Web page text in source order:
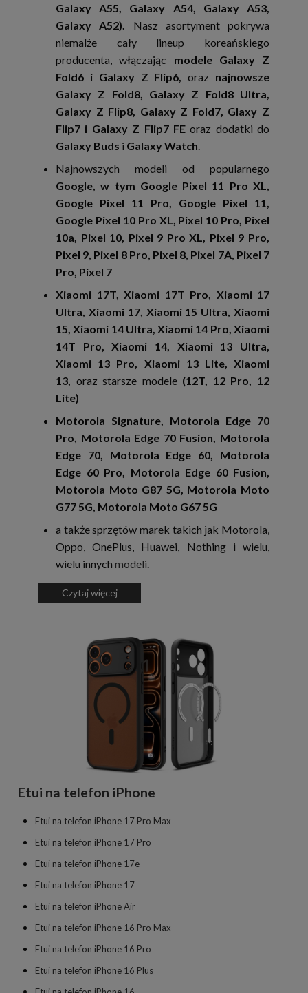
Galaxy A55, Galaxy A54, Galaxy A53,
Galaxy A52). Nasz asortyment pokrywa
niemalże cały lineup koreańskiego
producenta, włączając modele Galaxy Z
Fold6 i Galaxy Z Flip6,oraz najnowsze
Galaxy Z Fold8, Galaxy Z Fold8 Ultra,
Galaxy Z Flip8, Galaxy Z Fold7, Glaxy Z
Flip7 i Galaxy Z Flip7 FEoraz dodatki do
Galaxy Buds i Galaxy Watch
Najnowszych modeli od popularnego
Google, w tym Google Pixel 11 Pro XL,
Google Pixel 11 Pro, Google Pixel 11,
Google Pixel 10 Pro XL, Pixel 10 Pro, Pixel
10a, Pixel 10, Pixel 9 Pro XL, Pixel 9 Pro,
Pixel 9, Pixel 8 Pro, Pixel 8, Pixel 7A, Pixel 7
Pro, Pixel 7
Xiaomi 17T, Xiaomi 17T Pro, Xiaomi 17
Ultra, Xiaomi 17, Xiaomi 15 Ultra, Xiaomi
15, Xiaomi 14 Ultra, Xiaomi 14 Pro, Xiaomi
14T Pro, Xiaomi 14, Xiaomi 13 Ultra,
Xiaomi 13 Pro, Xiaomi 13 Lite, Xiaomi
13, oraz starsze modele(12T, 12 Pro, 12
Lite)
Motorola Signature, Motorola Edge 70
Pro, Motorola Edge 70 Fusion, Motorola
Edge 70, Motorola Edge 60, Motorola
Edge 60 Pro, Motorola Edge 60 Fusion,
Motorola Moto G87 5G, Motorola Moto
G77 5G, Motorola Moto G67 5G
a także sprzętów marek takich jak Motorola,
Oppo, OnePlus, Huawei, Nothing i wielu,
wielu innych modeli
Czytaj więcej
Etui na telefon iPhone
Etui na telefon iPhone 17 Pro Max
Etui na telefon iPhone 17 Pro
Etui na telefon iPhone 17e
Etui na telefon iPhone 17
Etui na telefon iPhone Air
Etui na telefon iPhone 16 Pro Max
Etui na telefon iPhone 16 Pro
Etui na telefon iPhone 16 Plus